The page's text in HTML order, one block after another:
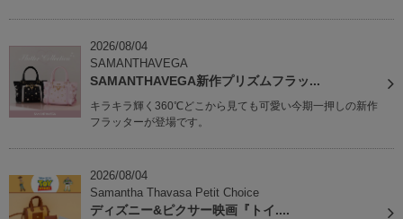
2026/08/04
SAMANTHAVEGA
SAMANTHAVEGA新作プリズムフラッ...
キラキラ輝く360℃どこから見ても可愛い今期一押しの新作
フラッターが登場です。
2026/08/04
Samantha Thavasa Petit Choice
ディズニー&ピクサー映画『トイ....